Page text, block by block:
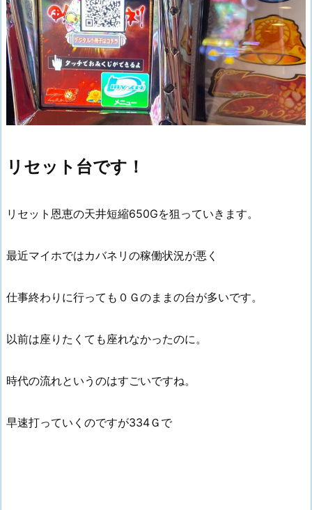
リセット台です！
リセット恩恵の天井短縮650Gを狙っていきます。
最近マイホではカバネリの稼働状況が悪く
仕事終わりに行っても０Ｇのままの台が多いです。
以前は座りたくても座れなかったのに。
時代の流れというのはすごいですね。
早速打っていくのですが334Ｇで